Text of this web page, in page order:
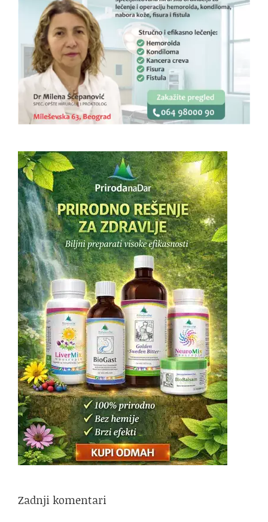
Zadnji komentari